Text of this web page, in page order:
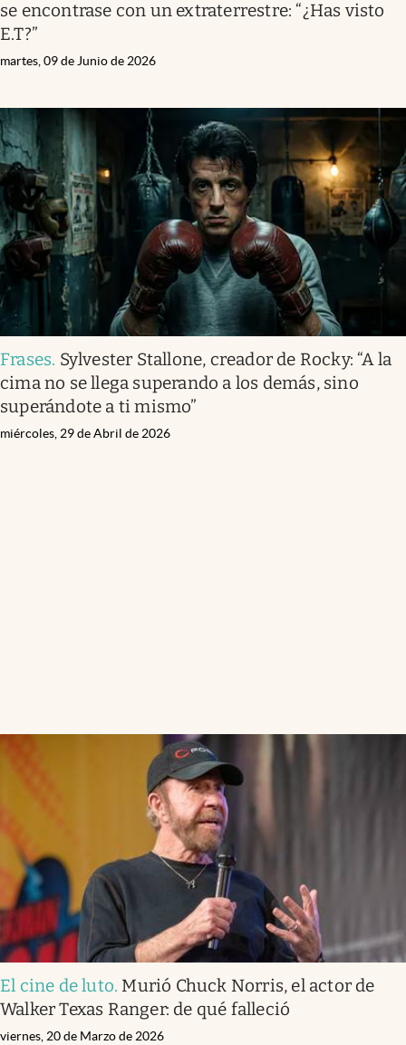
se encontrase con un extraterrestre: “¿Has visto
E.T?”
martes, 09 de Junio de 2026
Frases. Sylvester Stallone, creador de Rocky: “A la
cima no se llega superando a los demás, sino
superándote a ti mismo”
miércoles, 29 de Abril de 2026
El cine de luto. Murió Chuck Norris, el actor de
Walker Texas Ranger: de qué falleció
viernes, 20 de Marzo de 2026